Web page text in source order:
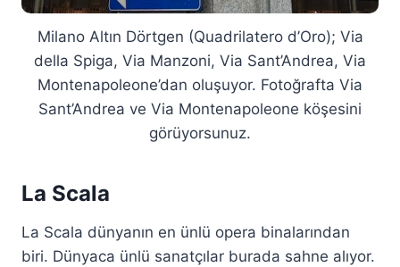
Milano Altın Dörtgen (Quadrilatero d’Oro); Via
della Spiga, Via Manzoni, Via Sant’Andrea, Via
Montenapoleone’dan oluşuyor. Fotoğrafta Via
Sant’Andrea ve Via Montenapoleone köşesini
görüyorsunuz.
La Scala
La Scala dünyanın en ünlü opera binalarından
biri. Dünyaca ünlü sanatçılar burada sahne alıyor.